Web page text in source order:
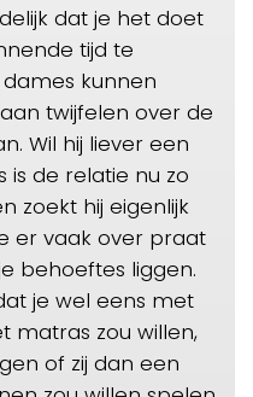
dat je het doet
tijd te
kunnen
twijfelen over de
Wil hij liever een
is de relatie nu zo
zoekt hij eigenlijk
er vaak over praat
behoeftes liggen.
je wel eens met
matras zou willen,
of zij dan een